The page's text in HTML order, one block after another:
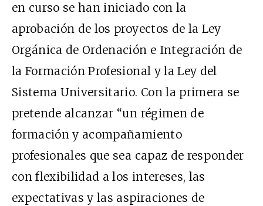
en curso se han iniciado con la
aprobación de los proyectos de la Ley
Orgánica de Ordenación e Integración de
la Formación Profesional y la Ley del
Sistema Universitario. Con la primera se
pretende alcanzar “un régimen de
formación y acompañamiento
profesionales que sea capaz de responder
con flexibilidad a los intereses, las
expectativas y las aspiraciones de